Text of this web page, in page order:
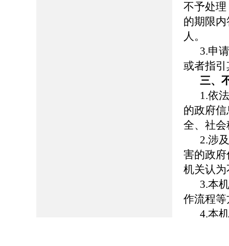
不予处
的期限
人。
3.申
或者指
三、
1.依
的政府
全、社
2.涉
害的政
机关认
3.本
作流程
4.本